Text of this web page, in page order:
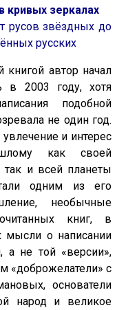
кривых зеркалах
русов звёздных до
русских
книгой автор начал
в 2003 году, хотя
подобной
не один год.
и интерес
как своей
и всей планеты
одним из его
необычные
книг, в
мысли о написании
а не той «версии»,
«доброжелатели» с
основатели
народ и великое